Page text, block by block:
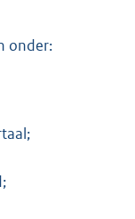
onder: